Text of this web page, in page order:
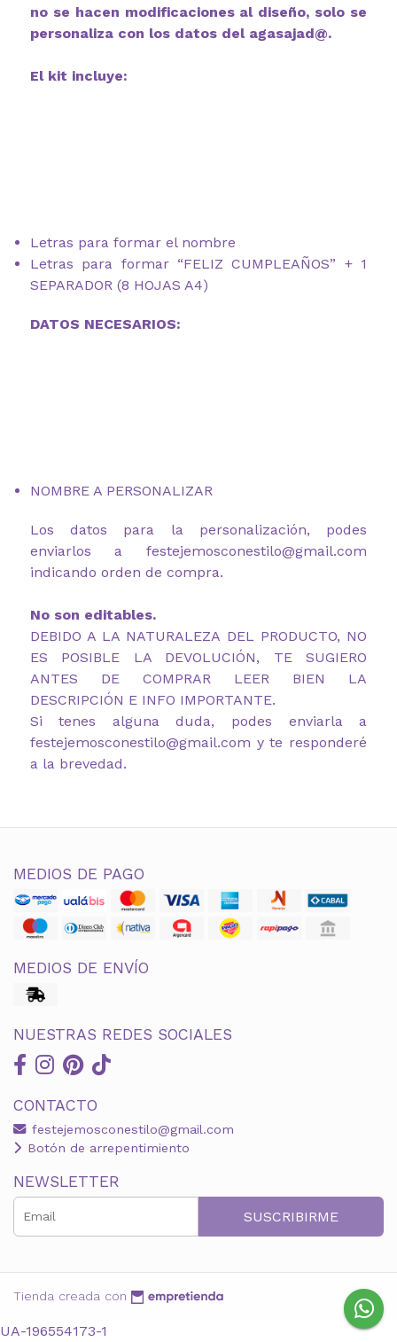
no se hacen modificaciones al diseño, solo se
personaliza con los datos del agasajad@.
El kit incluye:
Letras para formar el nombre
Letras para formar “FELIZ CUMPLEAÑOS” + 1
SEPARADOR (8 HOJAS A4)
DATOS NECESARIOS:
NOMBRE A PERSONALIZAR
Los datos para la personalización, podes
enviarlos a festejemosconestilo@gmail.com
indicando orden de compra.
No son editables.
DEBIDO A LA NATURALEZA DEL PRODUCTO, NO
ES POSIBLE LA DEVOLUCIÓN, TE SUGIERO
ANTES DE COMPRAR LEER BIEN LA
DESCRIPCIÓN E INFO IMPORTANTE.
Si tenes alguna duda, podes enviarla a
festejemosconestilo@gmail.com y te responderé
a la brevedad.
MEDIOS DE PAGO
MEDIOS DE ENVÍO
NUESTRAS REDES SOCIALES
CONTACTO
festejemosconestilo@gmail.com
Botón de arrepentimiento
NEWSLETTER
SUSCRIBIRME
Tienda creada con
UA-196554173-1